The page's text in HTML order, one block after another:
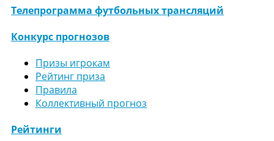
Телепрограмма футбольных трансляций
Конкурс прогнозов
Призы игрокам
Рейтинг приза
Правила
Коллективный прогноз
Рейтинги